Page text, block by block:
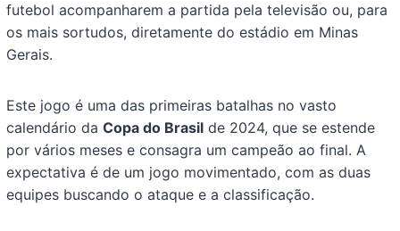
futebol acompanharem a partida pela televisão ou, para
os mais sortudos, diretamente do estádio em Minas
Gerais.
Este jogo é uma das primeiras batalhas no vasto
calendário daCopa do Brasil de 2024, que se estende
por vários meses e consagra um campeão ao final. A
expectativa é de um jogo movimentado, com as duas
equipes buscando o ataque e a classificação.